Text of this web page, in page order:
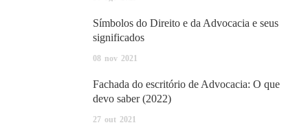
Símbolos do Direito e da Advocacia e seus
significados
08 nov 2021
Fachada do escritório de Advocacia: O que
devo saber (2022)
27 out 2021